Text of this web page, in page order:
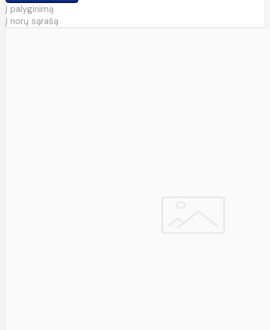
Į palyginimą
Į norų sąrašą